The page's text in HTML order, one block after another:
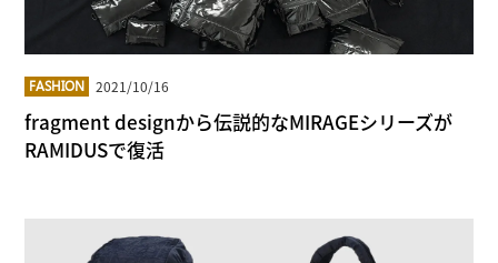
FASHION 2021/10/16
fragment designから伝説的なMIRAGEシリーズが
RAMIDUSで復活